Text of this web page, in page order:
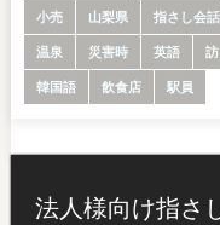
小売
山梨県 指さし会
温泉
災害時 英語
韓国語
飲食店 駅員
法人様向け指さ